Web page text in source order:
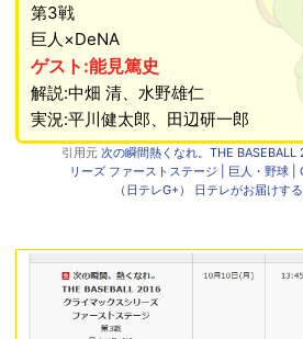
第3戦
巨人×DeNA
ゲスト:能見篤史
解説:中畑 清、水野雄仁
実況:平川健太郎、田辺研一郎
引用元 次の瞬間熱くなれ。THE BASEBALL
リーズ ファーストステージ | 巨人・野球 |
（日テレG+） 日テレがお届けす